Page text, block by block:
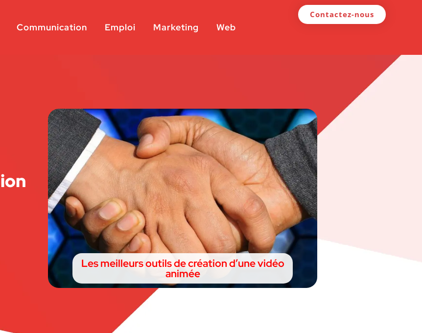
Communication Emploi Marketing Web
Contactez-nous
Les meilleurs outils de création d’une vidéo
animée